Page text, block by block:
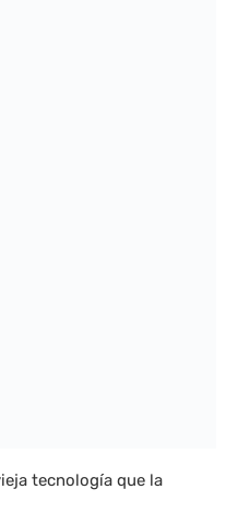
tecnología que la